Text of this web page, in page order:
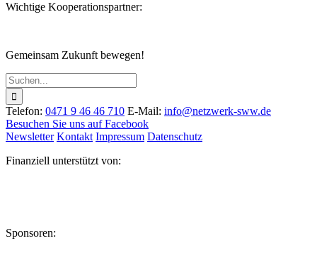
Wichtige Kooperationspartner:
Gemeinsam Zukunft bewegen!
Suche
nach:
Telefon: 0471 9 46 46 710 E-Mail: info@netzwerk-sww.de
Besuchen Sie uns auf Facebook
Newsletter Kontakt Impressum Datenschutz
Finanziell unterstützt von:
Sponsoren: